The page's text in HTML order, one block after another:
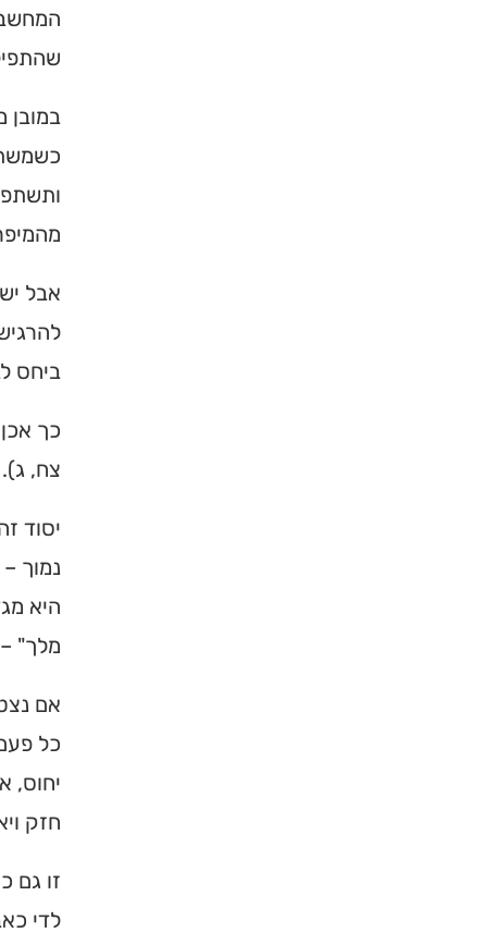
אבל
ביחס
כך
צח,
יסוד
נמוך
היא
מלך"
אם
כל
יחוס,
חזק
זו גם
לדי
מחפשים
מוסד
הכירו את
תורה, כתובות